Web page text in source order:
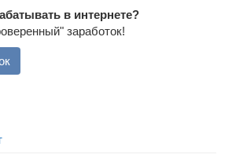
в интернете?
заработок!